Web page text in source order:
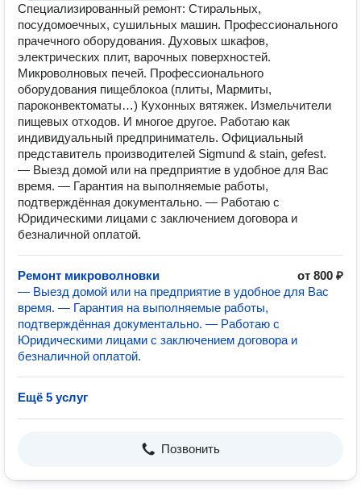
Специализированный ремонт: Стиральных,
посудомоечных, сушильных машин. Профессионального
прачечного оборудования. Духовых шкафов,
электрических плит, варочных поверхностей.
Микроволновых печей. Профессионального
оборудования пищеблокоа (плиты, Мармиты,
пароконвектоматы…) Кухонных вятяжек. Измельчители
пищевых отходов. И многое другое. Работаю как
индивидуальный предприниматель. Официальный
представитель производителей Sigmund & stain, gefest.
— Выезд домой или на предприятие в удобное для Вас
время. — Гарантия на выполняемые работы,
подтверждённая документально. — Работаю с
Юридическими лицами с заключением договора и
безналичной оплатой.
Ремонт микроволновки
от 800 ₽
— Выезд домой или на предприятие в удобное для Вас
время. — Гарантия на выполняемые работы,
подтверждённая документально. — Работаю с
Юридическими лицами с заключением договора и
безналичной оплатой.
Ещё 5 услуг
Позвонить